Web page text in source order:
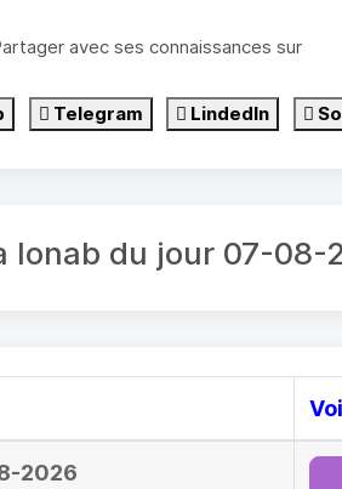
avec ses connaissances sur
Telegram LindedIn
lonab du jour 07-08-
2026